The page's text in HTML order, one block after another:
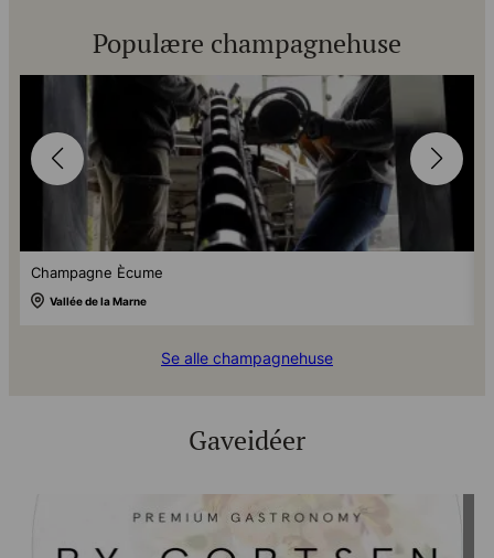
Populære champagnehuse
Champagne Ècume
Vallée de la Marne
Se alle champagnehuse
Gaveidéer